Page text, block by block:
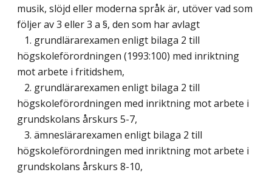
musik, slöjd eller moderna språk är, utöver vad som
följer av 3 eller 3 a §, den som har avlagt
1. grundlärarexamen enligt bilaga 2 till
högskoleförordningen (1993:100) med inriktning
mot arbete i fritidshem,
2. grundlärarexamen enligt bilaga 2 till
högskoleförordningen med inriktning mot arbete i
grundskolans årskurs 5-7,
3. ämneslärarexamen enligt bilaga 2 till
högskoleförordningen med inriktning mot arbete i
grundskolans årskurs 8-10,